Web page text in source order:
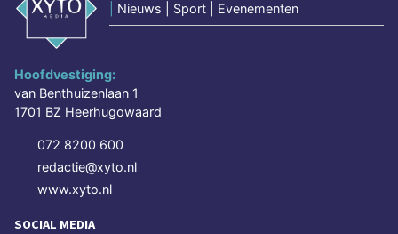
Nieuws | Sport | Evenementen
Hoofdvestiging:
van Benthuizenlaan 1
1701 BZ Heerhugowaard
072 8200 600
redactie@xyto.nl
www.xyto.nl
SOCIAL MEDIA